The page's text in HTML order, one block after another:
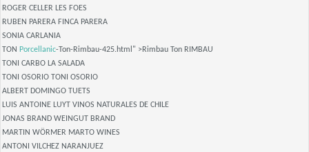
ROGER CELLER LES FOES
RUBEN PARERA FINCA PARERA
SONIA CARLANIA
TON Porcellanic-Ton-Rimbau-425.html" >Rimbau Ton RIMBAU
TONI CARBO LA SALADA
TONI OSORIO TONI OSORIO
ALBERT DOMINGO TUETS
LUIS ANTOINE LUYT VINOS NATURALES DE CHILE
JONAS BRAND WEINGUT BRAND
MARTIN WÖRMER MARTO WINES
ANTONI VILCHEZ NARANJUEZ